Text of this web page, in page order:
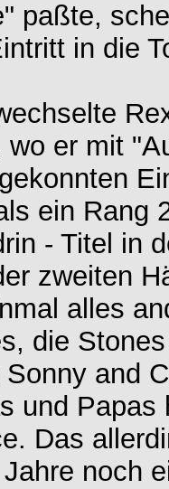
paßte,
in die
wo er mit
ein Rang
- Titel in
zweiten
alles
die
Sonny and
und Papas
Das
noch